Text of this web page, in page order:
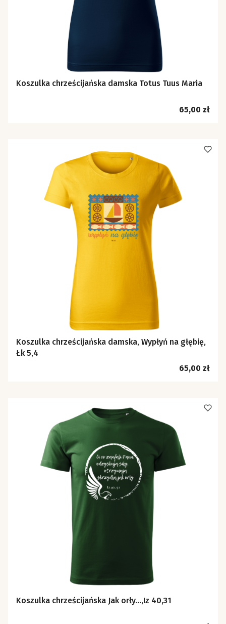
Koszulka chrześcijańska damska Totus Tuus Maria
Cena
65,00 zł
Koszulka chrześcijańska damska, Wypłyń na głębię,
Łk 5,4
Cena
65,00 zł
Koszulka chrześcijańska Jak orły...,Iz 40,31